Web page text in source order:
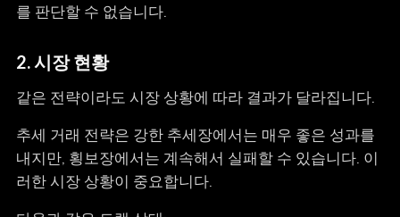
를 판단할 수 없습니다.
2. 시장 현황
같은 전략이라도 시장 상황에 따라 결과가 달라집니다.
추세 거래 전략은 강한 추세장에서는 매우 좋은 성과를
내지만, 횡보장에서는 계속해서 실패할 수 있습니다. 이
러한 시장 상황이 중요합니다.